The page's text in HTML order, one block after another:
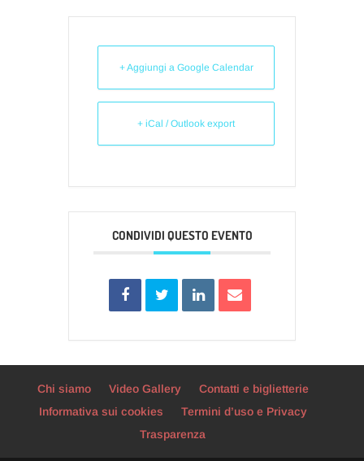
+ Aggiungi a Google Calendar
+ iCal / Outlook export
CONDIVIDI QUESTO EVENTO
Chi siamo Video Gallery
Contatti e biglietterie
Informativa sui cookies
Termini d’uso e Privacy
Trasparenza